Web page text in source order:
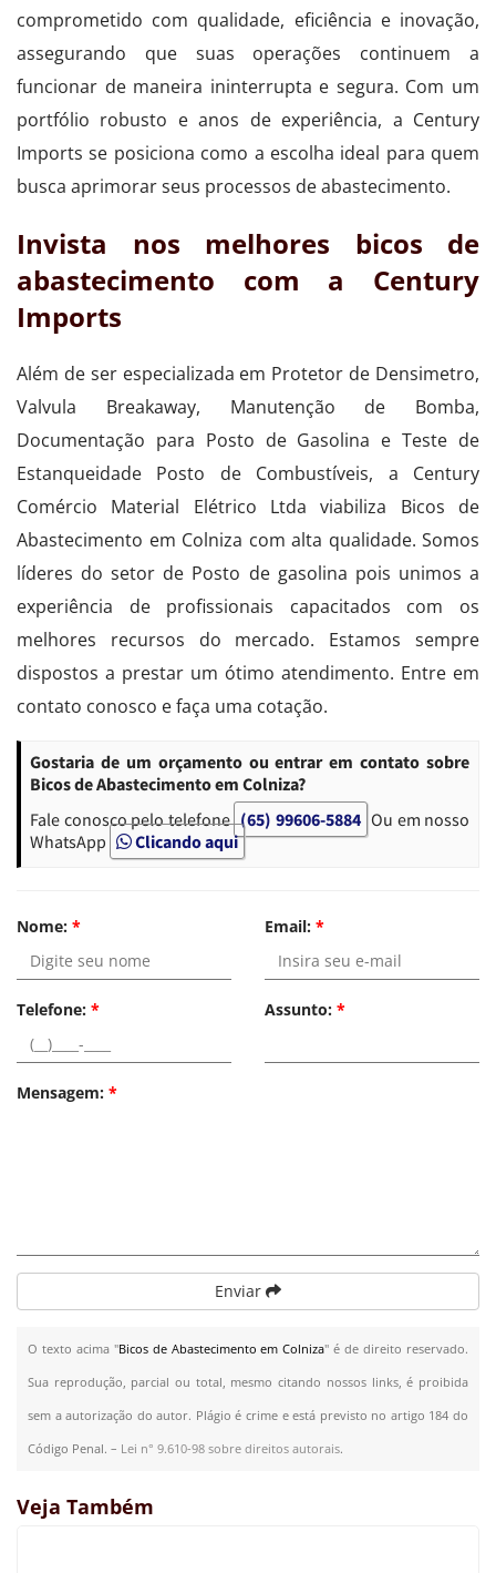
comprometido com qualidade, eficiência e inovação,
assegurando que suas operações continuem a
funcionar de maneira ininterrupta e segura. Com um
portfólio robusto e anos de experiência, a Century
Imports se posiciona como a escolha ideal para quem
busca aprimorar seus processos de abastecimento.
Invista nos melhores bicos de
abastecimento com a Century
Imports
Além de ser especializada em Protetor de Densimetro,
Valvula Breakaway, Manutenção de Bomba,
Documentação para Posto de Gasolina e Teste de
Estanqueidade Posto de Combustíveis, a Century
Comércio Material Elétrico Ltda viabiliza Bicos de
Abastecimento em Colniza com alta qualidade. Somos
líderes do setor de Posto de gasolina pois unimos a
experiência de profissionais capacitados com os
melhores recursos do mercado. Estamos sempre
dispostos a prestar um ótimo atendimento. Entre em
contato conosco e faça uma cotação.
Gostaria de um orçamento ou entrar em contato sobre
Bicos de Abastecimento em Colniza?
Fale conosco pelo telefone (65) 99606-5884 Ou em nosso
WhatsApp
Clicando aqui
Nome: * Email: *
Telefone: * Assunto: *
Mensagem: *
Enviar
O texto acima "Bicos de Abastecimento em Colniza" é de direito reservado.
Sua reprodução, parcial ou total, mesmo citando nossos links, é proibida
sem a autorização do autor. Plágio é crime e está previsto no artigo 184 do
Código Penal. – Lei n° 9.610-98 sobre direitos autorais.
Veja Também